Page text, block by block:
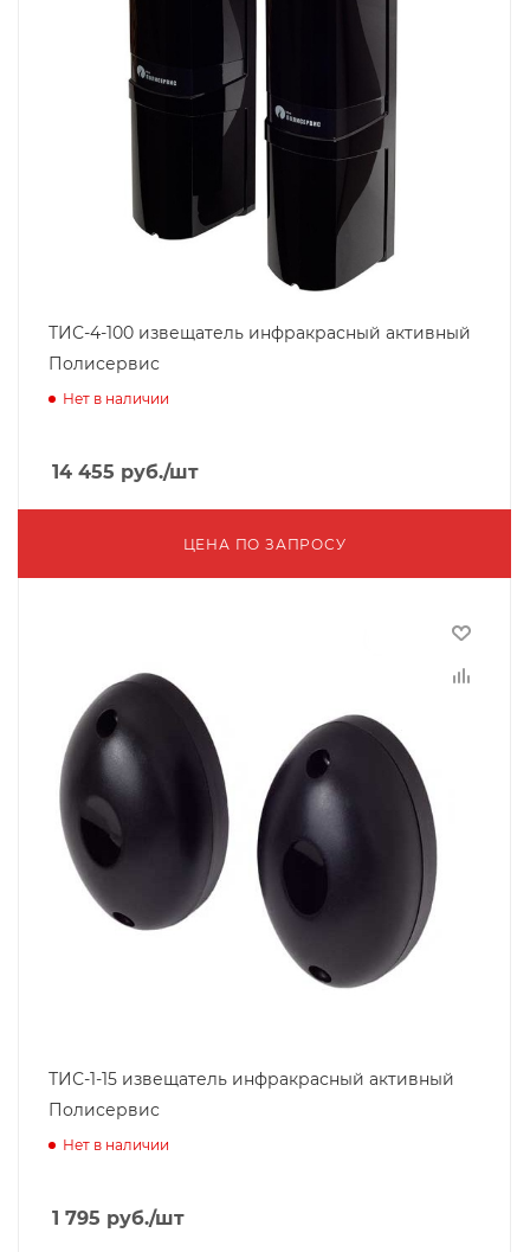
ТИС-4-100 извещатель инфракрасный активный
Полисервис
Нет в наличии
14 455 руб./шт
ЦЕНА ПО ЗАПРОСУ
ТИС-1-15 извещатель инфракрасный активный
Полисервис
Нет в наличии
1 795 руб./шт